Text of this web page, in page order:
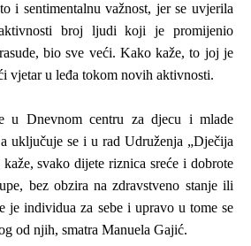
i sentimentalnu važnost, jer se uvjerila
broj ljudi koji je promijenio
bio sve veći. Kako kaže, to joj je
vjetar u leđa tokom novih aktivnosti.
u Dnevnom centru za djecu i mlade
uključuje se i u rad Udruženja „Dječija
svako dijete riznica sreće i dobrote
bez obzira na zdravstveno stanje ili
je individua za sebe i upravo u tome se
od njih, smatra Manuela Gajić.